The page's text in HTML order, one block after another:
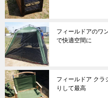
フィールドアのワ
で快適空間に
フィールドア クラ
りして最高